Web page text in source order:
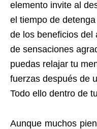
elemento invite al
el tiempo de
de los beneficios del
de sensaciones
puedas relajar tu
fuerzas después de
Todo ello dentro de
Aunque muchos